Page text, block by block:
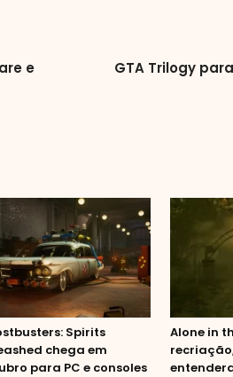
e
GTA Trilogy
Spirits
chega em
para PC e consoles
Alone in